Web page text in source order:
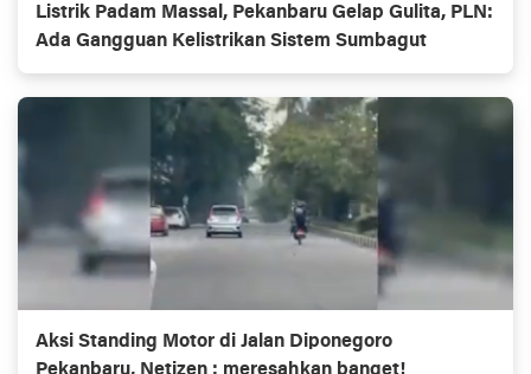
Listrik Padam Massal, Pekanbaru Gelap Gulita, PLN:
Ada Gangguan Kelistrikan Sistem Sumbagut
Aksi Standing Motor di Jalan Diponegoro